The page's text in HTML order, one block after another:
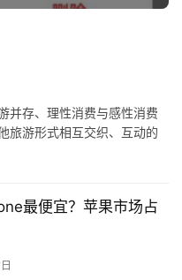
并存、理性消费与感性消费
旅游形式相互交织、互动的
最便宜？苹果市场占